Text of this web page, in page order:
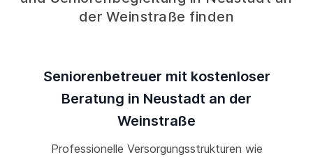
der Weinstraße finden
Seniorenbetreuer mit kostenloser
Beratung in Neustadt an der
Weinstraße
Professionelle Versorgungsstrukturen wie